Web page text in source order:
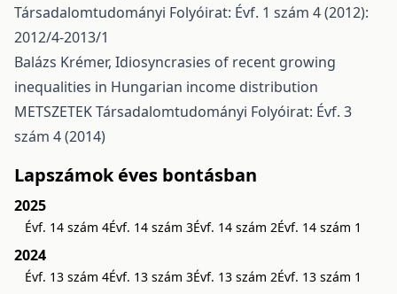
Társadalomtudományi Folyóirat: Évf. 1 szám 4 (2012):
2012/4-2013/1
Balázs Krémer, Idiosyncrasies of recent growing
inequalities in Hungarian income distribution
METSZETEK Társadalomtudományi Folyóirat: Évf. 3
szám 4 (2014)
Lapszámok éves bontásban
2025
Évf. 14 szám 4Évf. 14 szám 3Évf. 14 szám 2Évf. 14 szám 1
2024
Évf. 13 szám 4Évf. 13 szám 3Évf. 13 szám 2Évf. 13 szám 1